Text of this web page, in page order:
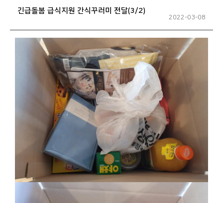
긴급돌봄 급식지원 간식꾸러미 전달(3/2)
2022-03-08